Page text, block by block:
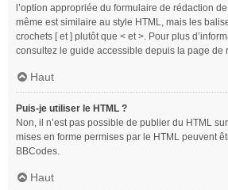
l’option appropriée du formulaire de rédaction
même est similaire au style HTML, mais les
crochets [ et ] plutôt que < et >. Pour plus
consultez le guide accessible depuis la page de
Haut
Puis-je utiliser le HTML ?
Non, il n’est pas possible de publier du HTML
mises en forme permises par le HTML peuvent
BBCodes.
Haut